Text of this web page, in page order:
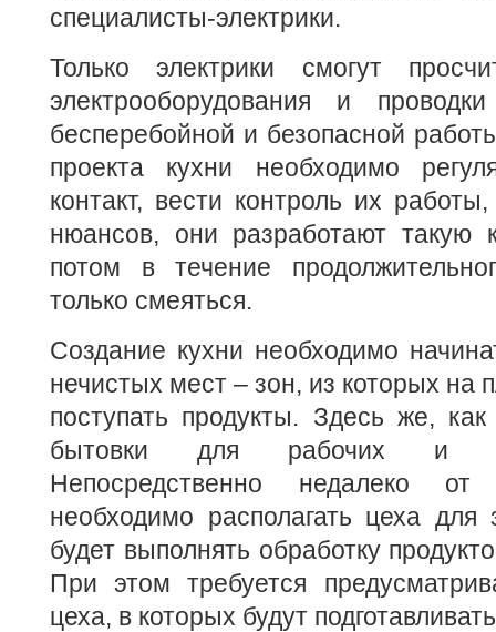
специалисты-электрики.
Только электрики смогут
электрооборудования и
бесперебойной и безопасной
проекта кухни необходимо
контакт, вести контроль их
нюансов, они разработают такую
потом в течение
только смеяться.
Создание кухни необходимо
нечистых мест – зон, из которых на
поступать продукты. Здесь же,
бытовки для рабочих и
Непосредственно недалеко от
необходимо располагать цеха для
будет выполнять обработку
При этом требуется
цеха, в которых будут